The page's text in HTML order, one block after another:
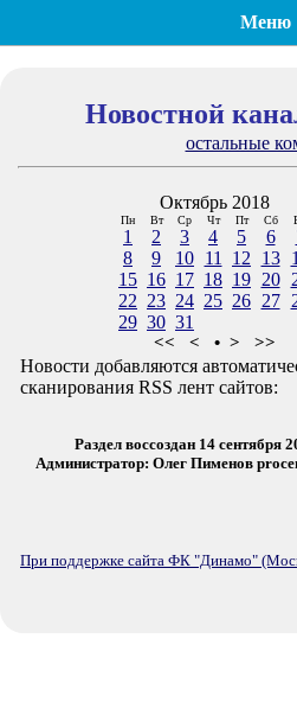
Меню
Новостной
остальные
Октябрь 2018
Пн Вт Ср Чт Пт Сб
1 2 3 4 5 6
8
9 10 11 12 13
15 16 17 18 19 20
22 23 24 25 26 27
29 30 31
<< < • > >>
Новости добавляются
сканирования RSS лент сайтов:
Раздел воссоздан 14 сентября
Администратор: Олег Пименов
При поддержке сайта ФК "Динамо"